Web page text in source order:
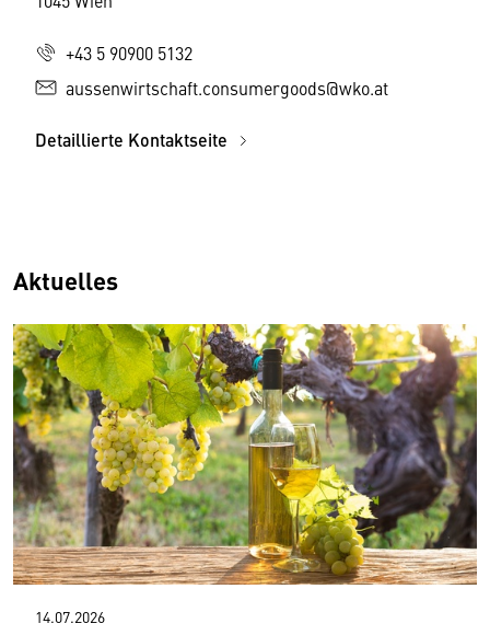
+43 5 90900 5132
aussenwirtschaft.consumergoods@wko.at
Detaillierte Kontaktseite
Aktuelles
14.07.2026